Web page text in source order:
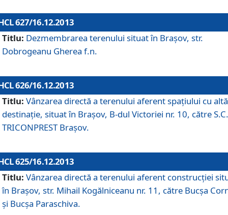
627/16.12.2013
Titlu: Dezmembrarea terenului situat în Braşov, str.
Dobrogeanu Gherea f.n.
626/16.12.2013
Titlu: Vânzarea directă a terenului aferent spaţiului cu altă
destinaţie, situat în Braşov, B-dul Victoriei nr. 10, către S.C.
TRICONPREST Braşov.
625/16.12.2013
Titlu: Vânzarea directă a terenului aferent construcţiei
în Braşov, str. Mihail Kogălniceanu nr. 11, către Bucşa
şi Bucşa Paraschiva.